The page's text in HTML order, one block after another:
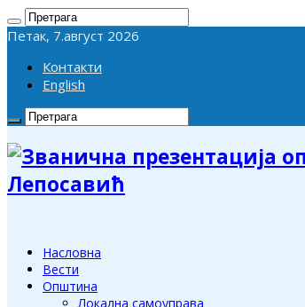
Петак, 7.август 2026
Контакти
English
Лепосавић
Насловна
Вести
Општина
Локална самоуправа